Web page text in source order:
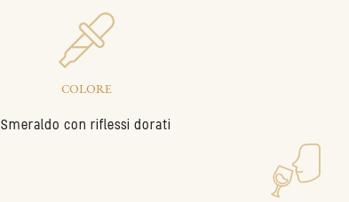
COLORE
Smeraldo con riflessi dorati